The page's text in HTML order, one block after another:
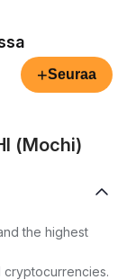
+Seuraa
(Mochi)
the highest
cryptocurrencies.